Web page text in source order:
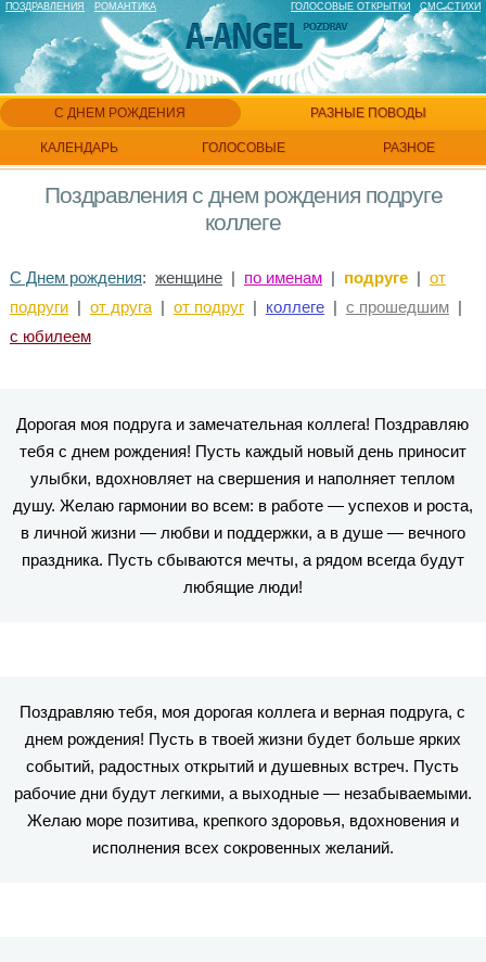
ПОЗДРАВЛЕНИЯ РОМАНТИКА ГОЛОСОВЫЕ ОТКРЫТКИ СМС СТИХИ
С ДНЕМ РОЖДЕНИЯ РАЗНЫЕ ПОВОДЫ
ГОЛОСОВЫЕ
КАЛЕНДАРЬ РАЗНОЕ
Поздравления с днем рождения подруге
коллеге
С Днем рождения: женщине| по именам| подруге| от
подруги| от друга| от подруг| коллеге| с прошедшим|
с юбилеем
Дорогая моя подруга и замечательная коллега! Поздравляю
тебя с днем рождения! Пусть каждый новый день приносит
улыбки, вдохновляет на свершения и наполняет теплом
душу. Желаю гармонии во всем: в работе — успехов и роста,
в личной жизни — любви и поддержки, а в душе — вечного
праздника. Пусть сбываются мечты, а рядом всегда будут
любящие люди!
Поздравляю тебя, моя дорогая коллега и верная подруга, с
днем рождения! Пусть в твоей жизни будет больше ярких
событий, радостных открытий и душевных встреч. Пусть
рабочие дни будут легкими, а выходные — незабываемыми.
Желаю море позитива, крепкого здоровья, вдохновения и
исполнения всех сокровенных желаний.